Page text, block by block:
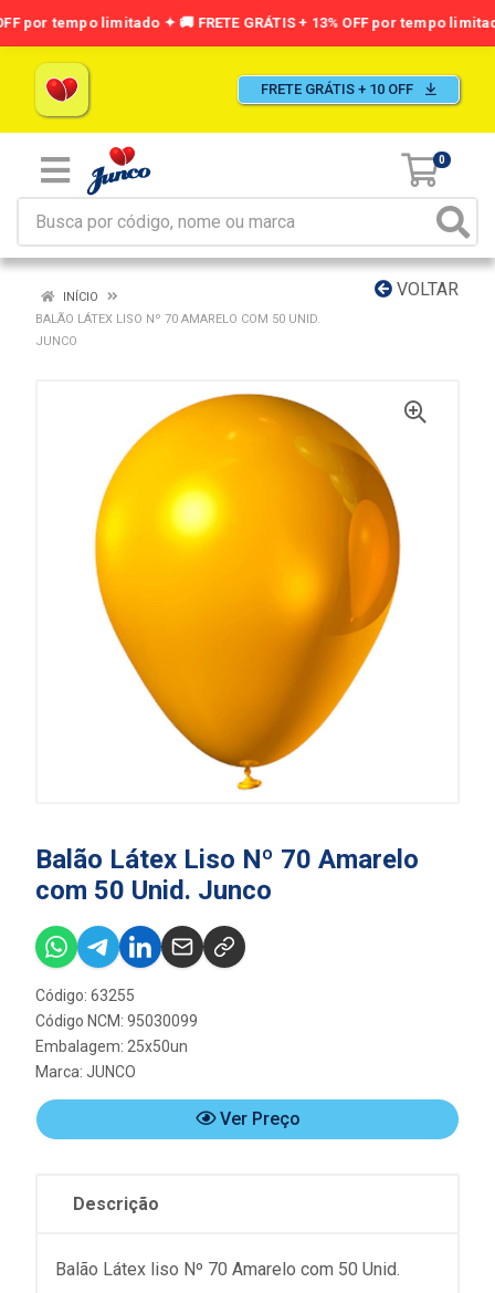
FRETE GRÁTIS + 10 OFF
0
VOLTAR
INÍCIO
BALÃO LÁTEX LISO Nº 70 AMARELO COM 50 UNID.
JUNCO
Balão Látex Liso Nº 70 Amarelo
com 50 Unid. Junco
Código: 63255
Código NCM: 95030099
Embalagem: 25x50un
Marca: JUNCO
Ver Preço
Descrição
Balão Látex liso Nº 70 Amarelo com 50 Unid.